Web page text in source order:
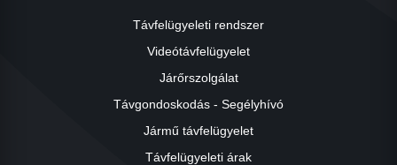
Távfelügyeleti rendszer
Videótávfelügyelet
Járőrszolgálat
Távgondoskodás - Segélyhívó
Jármű távfelügyelet
Távfelügyeleti árak